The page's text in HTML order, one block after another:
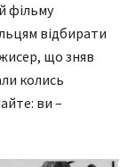
фільму
відбирати
що зняв
колись
ви –